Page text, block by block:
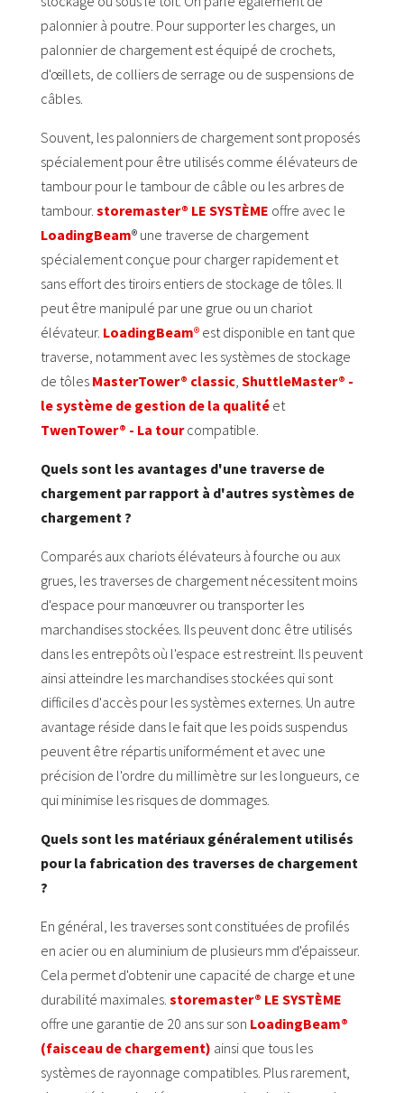
palonnier à poutre. Pour supporter les charges, un
palonnier de chargement est équipé de crochets,
d'œillets, de colliers de serrage ou de suspensions de
câbles.
Souvent, les palonniers de chargement sont proposés
spécialement pour être utilisés comme élévateurs de
tambour pour le tambour de câble ou les arbres de
tambour. storemaster® LE SYSTÈME offre avec le
LoadingBeam® une traverse de chargement
spécialement conçue pour charger rapidement et
sans effort des tiroirs entiers de stockage de tôles. Il
peut être manipulé par une grue ou un chariot
élévateur. LoadingBeam®est disponible en tant que
traverse, notamment avec les systèmes de stockage
de tôles MasterTower® classic, ShuttleMaster® -
le système de gestion de la qualitéet
TwenTower® - La tourcompatible.
Quels sont les avantages d'une traverse de
chargement par rapport à d'autres systèmes de
chargement ?
Comparés aux chariots élévateurs à fourche ou aux
grues, les traverses de chargement nécessitent moins
d'espace pour manœuvrer ou transporter les
marchandises stockées. Ils peuvent donc être utilisés
dans les entrepôts où l'espace est restreint. Ils peuvent
ainsi atteindre les marchandises stockées qui sont
difficiles d'accès pour les systèmes externes. Un autre
avantage réside dans le fait que les poids suspendus
peuvent être répartis uniformément et avec une
précision de l'ordre du millimètre sur les longueurs, ce
qui minimise les risques de dommages.
Quels sont les matériaux généralement utilisés
pour la fabrication des traverses de chargement
?
En général, les traverses sont constituées de profilés
en acier ou en aluminium de plusieurs mm d'épaisseur.
Cela permet d'obtenir une capacité de charge et une
durabilité maximales. storemaster® LE SYSTÈME
offre une garantie de 20 ans sur son LoadingBeam®
(faisceau de chargement) ainsi que tous les
systèmes de rayonnage compatibles. Plus rarement,